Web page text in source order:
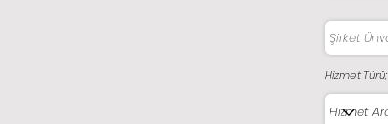
Hizmet Türü;